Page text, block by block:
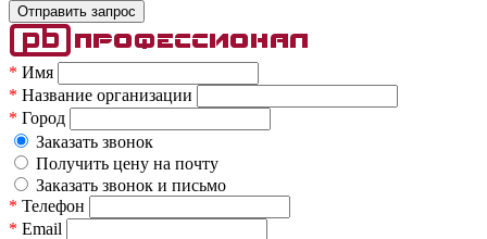
* Имя
* Название организации
* Город
Заказать звонок
Получить цену на почту
Заказать звонок и письмо
* Телефон
* Email